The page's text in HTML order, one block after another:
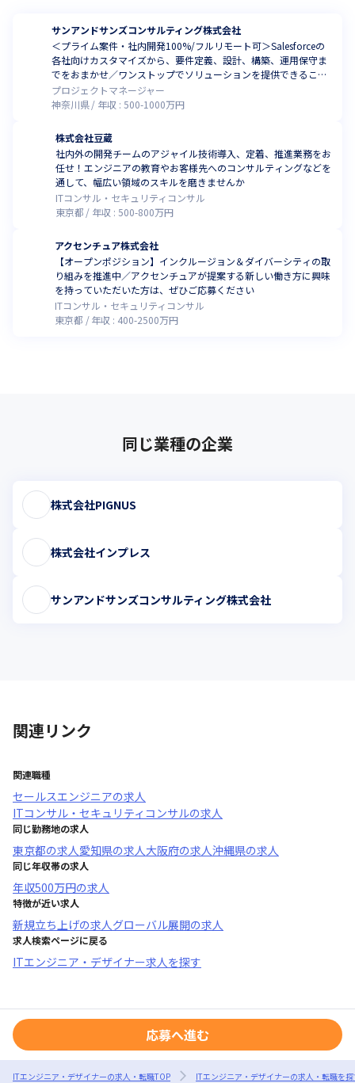
サンアンドサンズコンサルティング株式会社
＜プライム案件・社内開発100%/フルリモート可＞Salesforceの
各社向けカスタマイズから、要件定義、設計、構築、運用保守ま
でをおまかせ／ワンストップでソリューションを提供できること
が強み
プロジェクトマネージャー
神奈川県
年収 : 500-1000万円
株式会社豆蔵
社内外の開発チームのアジャイル技術導入、定着、推進業務をお
任せ！エンジニアの教育やお客様先へのコンサルティングなどを
通して、幅広い領域のスキルを磨きませんか
ITコンサル・セキュリティコンサル
東京都
年収 : 500-800万円
アクセンチュア株式会社
【オープンポジション】インクルージョン＆ダイバーシティの取
り組みを推進中／アクセンチュアが提案する新しい働き方に興味
を持っていただいた方は、ぜひご応募ください
ITコンサル・セキュリティコンサル
東京都
年収 : 400-2500万円
同じ業種の企業
株式会社PIGNUS
株式会社インプレス
サンアンドサンズコンサルティング株式会社
関連リンク
関連職種
セールスエンジニアの求人
ITコンサル・セキュリティコンサルの求人
同じ勤務地の求人
東京都の求人愛知県の求人大阪府の求人沖縄県の求人
同じ年収帯の求人
年収500万円の求人
特徴が近い求人
新規立ち上げの求人グローバル展開の求人
求人検索ページに戻る
ITエンジニア・デザイナー求人を探す
応募へ進む
ITエンジニア・デザイナーの求人・転職TOP ITエンジニア・デザイナーの求人・転職を